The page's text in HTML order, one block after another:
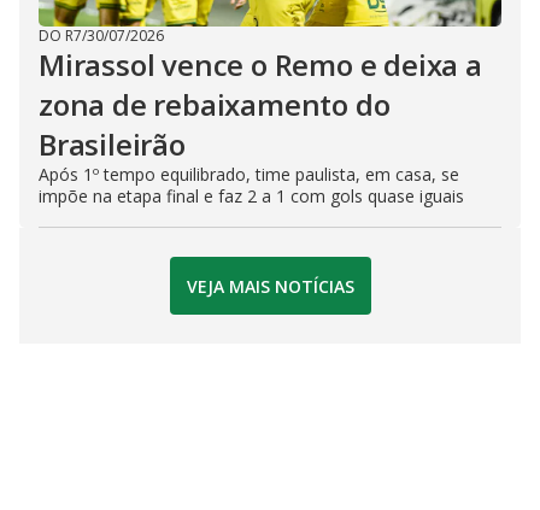
DO R7/30/07/2026
Mirassol vence o Remo e deixa a
zona de rebaixamento do
Brasileirão
Após 1º tempo equilibrado, time paulista, em casa, se
impõe na etapa final e faz 2 a 1 com gols quase iguais
VEJA MAIS NOTÍCIAS